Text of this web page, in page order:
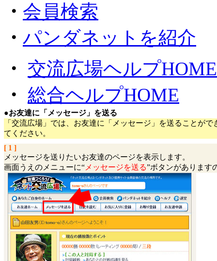
・ 会員検索
・ パンダネットを紹介
・ 交流広場ヘルプHOME
・ 総合ヘルプHOME
●お友達に「メッセージ」を送る
「交流広場」では、お友達に「メッセージ」を送ることが
てください。
[ 1 ]
メッセージを送りたいお友達のページを表示します。
画面うえのメニューに“ メッセージを送る”ボタンがあります